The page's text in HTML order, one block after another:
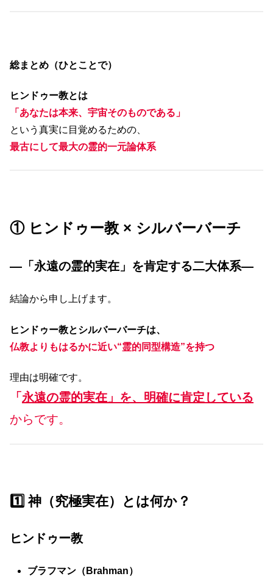
総まとめ（ひとことで）
ヒンドゥー教とは
「あなたは本来、宇宙そのものである」
という真実に目覚めるための、
最古にして最大の霊的一元論体系
① ヒンドゥー教 × シルバーバーチ
―「永遠の霊的実在」を肯定する二大体系―
結論から申し上げます。
ヒンドゥー教とシルバーバーチは、
仏教よりもはるかに近い“霊的同型構造”を持つ
理由は明確です。
「 永遠の霊的実在」を、明確に肯定している
からです。
1️⃣ 神（究極実在）とは何か？
ヒンドゥー教
ブラフマン（Brahman）